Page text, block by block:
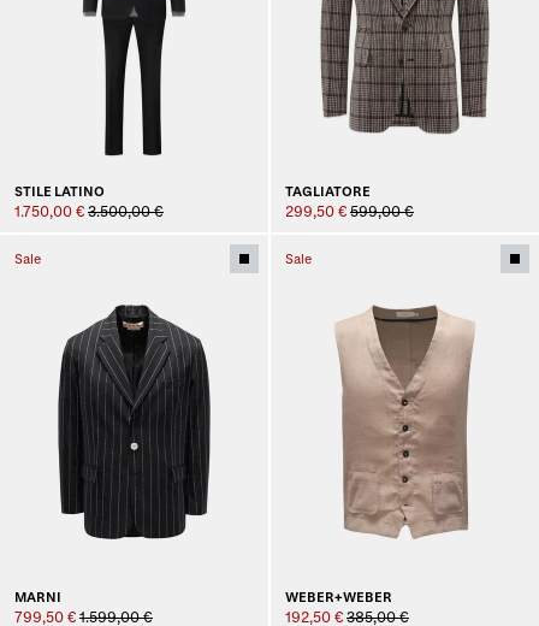
STILE LATINO
1.750,00 € 3.500,00 €
TAGLIATORE
299,50 € 599,00 €
Sale
MARNI
799,50 € 1.599,00 €
Sale
WEBER+WEBER
192,50 € 385,00 €